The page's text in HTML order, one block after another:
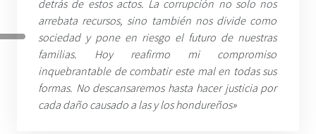
detrás de estos actos. La corrupción no solo nos
arrebata recursos, sino también nos divide como
sociedad y pone en riesgo el futuro de nuestras
familias. Hoy reafirmo mi compromiso
inquebrantable de combatir este mal en todas sus
formas. No descansaremos hasta hacer justicia por
cada daño causado a las y los hondureños»